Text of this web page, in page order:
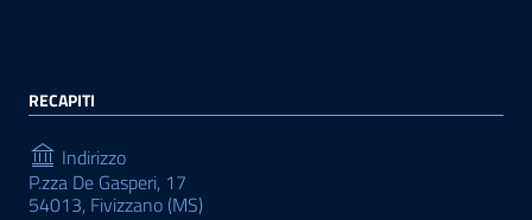
RECAPITI
Indirizzo
P.zza De Gasperi, 17
54013, Fivizzano (MS)